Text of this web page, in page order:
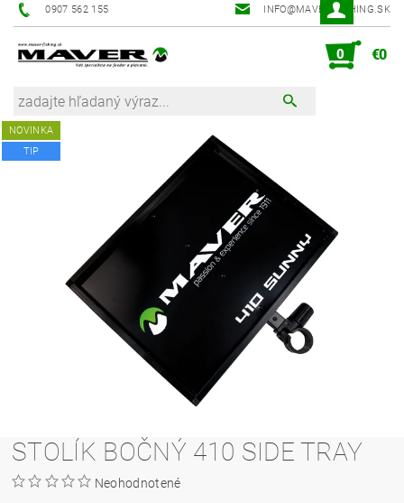
0907 562 155 INFO@MAVER-FISHING.SK
0 €0
NOVINKA
TIP
STOLÍK BOČNÝ 410 SIDE TRAY
Neohodnotené